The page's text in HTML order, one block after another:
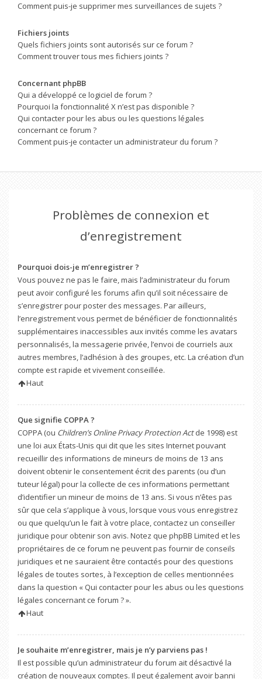
Comment puis-je supprimer mes surveillances de sujets ?
Fichiers joints
Quels fichiers joints sont autorisés sur ce forum ?
Comment trouver tous mes fichiers joints ?
Concernant phpBB
Qui a développé ce logiciel de forum ?
Pourquoi la fonctionnalité X n’est pas disponible ?
Qui contacter pour les abus ou les questions légales
concernant ce forum ?
Comment puis-je contacter un administrateur du forum ?
Problèmes de connexion et
d’enregistrement
Pourquoi dois-je m’enregistrer ?
Vous pouvez ne pas le faire, mais l’administrateur du forum
peut avoir configuré les forums afin qu’il soit nécessaire de
s’enregistrer pour poster des messages. Par ailleurs,
l’enregistrement vous permet de bénéficier de fonctionnalités
supplémentaires inaccessibles aux invités comme les avatars
personnalisés, la messagerie privée, l’envoi de courriels aux
autres membres, l’adhésion à des groupes, etc. La création d’un
compte est rapide et vivement conseillée.
Haut
Que signifie COPPA ?
COPPA (ou Children’s Online Privacy Protection Actde 1998) est
une loi aux États-Unis qui dit que les sites Internet pouvant
recueillir des informations de mineurs de moins de 13 ans
doivent obtenir le consentement écrit des parents (ou d’un
tuteur légal) pour la collecte de ces informations permettant
d’identifier un mineur de moins de 13 ans. Si vous n’êtes pas
sûr que cela s’applique à vous, lorsque vous vous enregistrez
ou que quelqu’un le fait à votre place, contactez un conseiller
juridique pour obtenir son avis. Notez que phpBB Limited et les
propriétaires de ce forum ne peuvent pas fournir de conseils
juridiques et ne sauraient être contactés pour des questions
légales de toutes sortes, à l’exception de celles mentionnées
dans la question « Qui contacter pour les abus ou les questions
légales concernant ce forum ? ».
Haut
Je souhaite m’enregistrer, mais je n’y parviens pas !
Il est possible qu’un administrateur du forum ait désactivé la
création de nouveaux comptes. Il peut également avoir banni